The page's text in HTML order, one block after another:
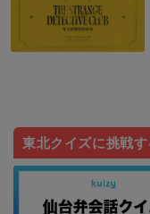
東北クイズに挑戦す